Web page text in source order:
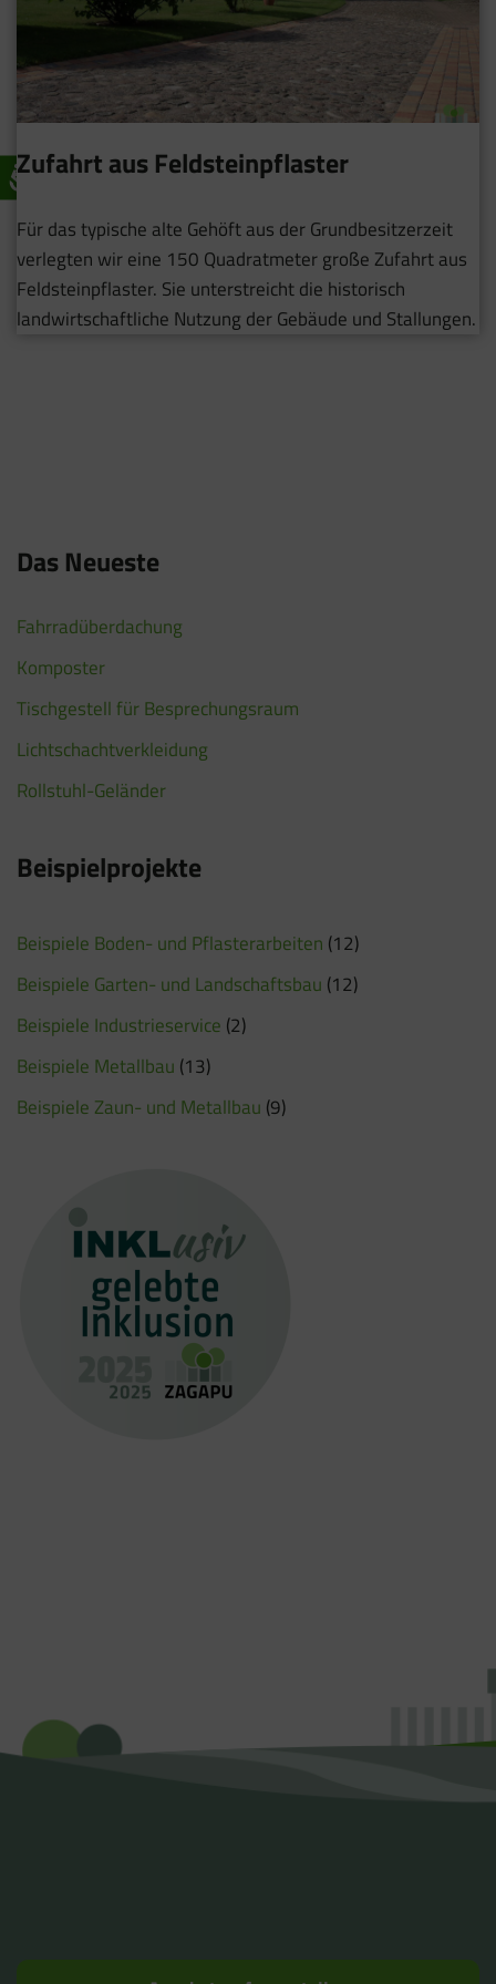
Zufahrt aus Feldsteinpflaster
Für das typische alte Gehöft aus der Grundbesitzerzeit
verlegten wir eine 150 Quadratmeter große Zufahrt aus
Feldsteinpflaster. Sie unterstreicht die historisch
landwirtschaftliche Nutzung der Gebäude und Stallungen.
Das Neueste
Fahrradüberdachung
Komposter
Tischgestell für Besprechungsraum
Lichtschachtverkleidung
Rollstuhl-Geländer
Beispielprojekte
Beispiele Boden- und Pflasterarbeiten (12)
Beispiele Garten- und Landschaftsbau (12)
Beispiele Industrieservice (2)
Beispiele Metallbau (13)
Beispiele Zaun- und Metallbau (9)